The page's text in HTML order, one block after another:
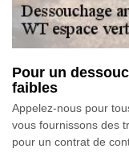
Pour un
faibles
Appelez-nous pour
vous fournissons des
pour un contrat de